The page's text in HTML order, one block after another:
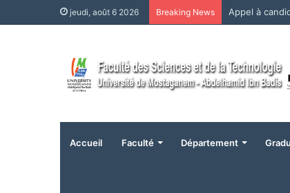
jeudi, août 6 2026 Breaking News
Accueil Faculté Département